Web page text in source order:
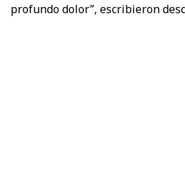
profundo dolor”, escribieron